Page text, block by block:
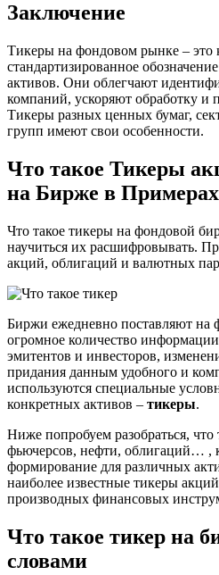
Заключение
Тикеры на фондовом рынке – это
стандартизированное
активов. Они облегчают
компаний, ускоряют обработку и
Тикеры разных ценных бумаг,
групп имеют свои особенности.
Что такое Тикеры
на Бирже в Примерах
Что такое тикеры на фондовой
научиться их расшифровывать.
акций, облигаций и валютных
Биржи ежедневно поставляют на
огромное количество
эмитентов и инвесторов,
придания данным удобного и
используются специальные
конкретных активов – тикеры.
Ниже попробуем разобраться, что
фьючерсов, нефти, облигаций… ,
формирование для различных
наиболее известные тикеры
производных финансовых
Что такое тикер на
словами